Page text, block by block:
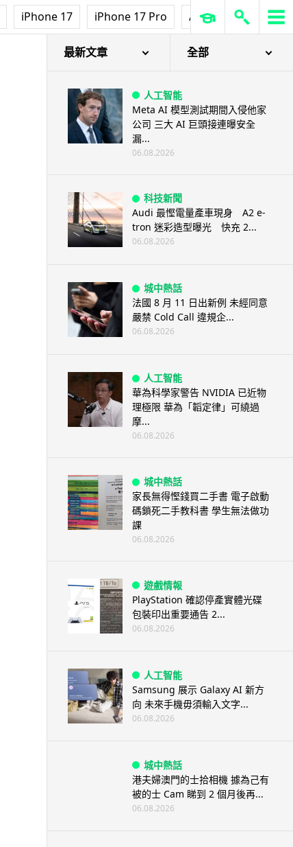
iPhone 17 iPhone 17 Pro AirPods Pro 3
最新文章 全部
人工智能
Meta AI 模型測試期間入侵他家
公司 三大 AI 巨頭接連曝安全
漏...
06.08.2026
科技新聞
Audi 最慳電量產車現身 A2 e-
tron 迷彩造型曝光 快充 2...
06.08.2026
城中熱話
法國 8 月 11 日出新例 未經同意
嚴禁 Cold Call 違規企...
06.08.2026
人工智能
華為科學家警告 NVIDIA 已近物
理極限 華為「韜定律」可繞過
摩...
06.08.2026
城中熱話
家長無得慳錢買二手書 電子啟動
碼鎖死二手教科書 學生無法做功
課
06.08.2026
遊戲情報
PlayStation 確認停產實體光碟
包裝印出重要通告 2...
06.08.2026
人工智能
Samsung 展示 Galaxy AI 新方
向 未來手機毋須輸入文字...
06.08.2026
城中熱話
港夫婦澳門的士拾相機 據為己有
被的士 Cam 睇到 2 個月後再...
06.08.2026